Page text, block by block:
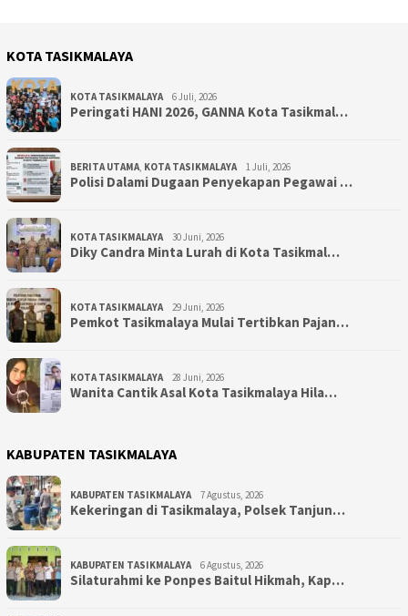
KOTA TASIKMALAYA
KOTA TASIKMALAYA 6 Juli, 2026
Peringati HANI 2026, GANNA Kota Tasikmal…
BERITA UTAMA KOTA TASIKMALAYA 1 Juli, 2026
Polisi Dalami Dugaan Penyekapan Pegawai …
KOTA TASIKMALAYA 30 Juni, 2026
Diky Candra Minta Lurah di Kota Tasikmal…
KOTA TASIKMALAYA 29 Juni, 2026
Pemkot Tasikmalaya Mulai Tertibkan Pajan…
KOTA TASIKMALAYA 28 Juni, 2026
Wanita Cantik Asal Kota Tasikmalaya Hila…
KABUPATEN TASIKMALAYA
KABUPATEN TASIKMALAYA 7 Agustus, 2026
Kekeringan di Tasikmalaya, Polsek Tanjun…
KABUPATEN TASIKMALAYA 6 Agustus, 2026
Silaturahmi ke Ponpes Baitul Hikmah, Kap…